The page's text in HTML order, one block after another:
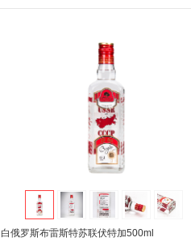
白俄罗斯布雷斯特苏联伏特加500ml